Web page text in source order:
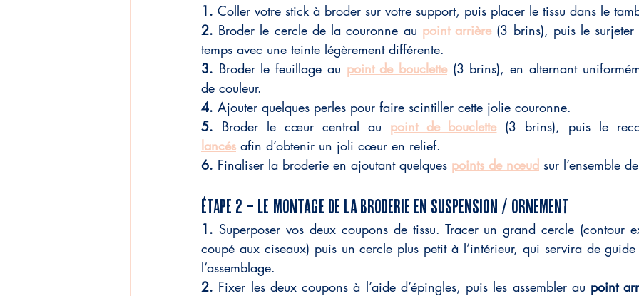
1. Coller votre stick à broder sur votre support, puis placer le tissu dans le
2. Broder le cercle de la couronne au point arrière (3 brins), puis le surjeter
temps avec une teinte légèrement différente.
3. Broder le feuillage au point de bouclette (3 brins), en alternant
de couleur.
4. Ajouter quelques perles pour faire scintiller cette jolie couronne.
5. Broder le cœur central au point de bouclette (3 brins), puis le
lancés afin d’obtenir un joli cœur en relief.
6. Finaliser la broderie en ajoutant quelques points de nœud sur l’ensemble
ÉTAPE 2 – LE Montage de la broderie en suspension / ornement
1. Superposer vos deux coupons de tissu. Tracer un grand cercle (contour
coupé aux ciseaux) puis un cercle plus petit à l’intérieur, qui servira de
l’assemblage.
2. Fixer les deux coupons à l’aide d’épingles, puis les assembler au point